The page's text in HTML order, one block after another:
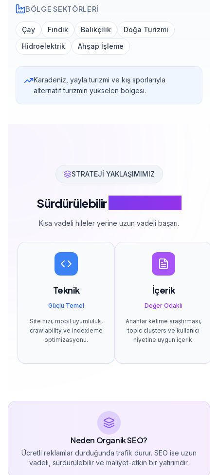
BÖLGE SEKTÖRLERI
Çay Fındık Balıkçılık
Doğa Turizmi
Hidroelektrik
Ahşap İşleme
Karadeniz, yayla turizmi ve kış sporlarıyla
alternatif turizmin yükselen bölgesi.
STRATEJİ YAKLAŞIMIMIZ
Sürdürülebilir
Kısa vadeli hileler yerine uzun vadeli başarı.
Teknik
Güçlü Temel
Site hızı, mobil uyumluluk,
crawlability ve indexleme
optimizasyonu.
İçerik
Değer Odaklı
Anahtar kelime araştırması,
topic clusters ve kullanıcı
niyetine uygun içerik.
Neden Organik SEO?
Ücretli reklamlar durduğunda trafik durur. SEO ise uzun
vadeli, sürdürülebilir ve maliyet-etkin bir yatırımdır.